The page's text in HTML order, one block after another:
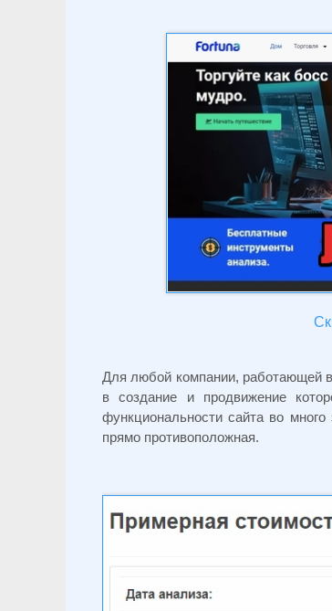
Для любой компании, работающей
в создание и продвижение
функциональности сайта во
прямо противоположная.